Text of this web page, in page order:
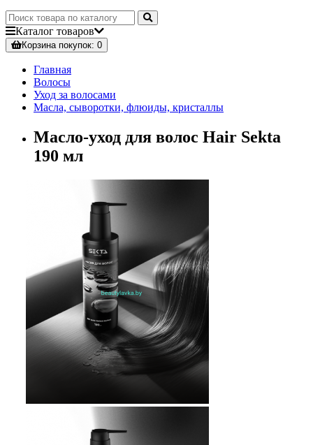
Каталог товаров
Корзинапокупок: 0
Главная
Волосы
Уход за волосами
Масла, сыворотки, флюиды, кристаллы
Масло-уход для волос Hair Sekta
190 мл